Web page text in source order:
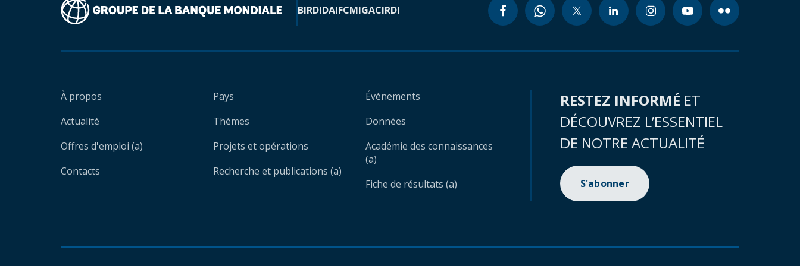
BIRDIDAIFCMIGACIRDI
À propos
Actualité
Offres d'emploi (a)
Contacts
Pays
Thèmes
Projets et opérations
Recherche et publications (a)
Évènements
Données
Académie des connaissances
(a)
Fiche de résultats (a)
RESTEZ INFORMÉ ET
DÉCOUVREZ L’ESSENTIEL
DE NOTRE ACTUALITÉ
S'abonner